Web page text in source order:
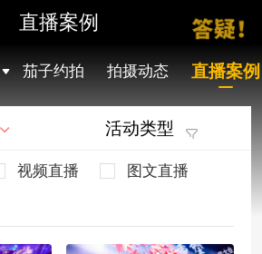
直播案例
茄子约拍 拍摄动态 直播案例
活动类型
视频直播
图文直播